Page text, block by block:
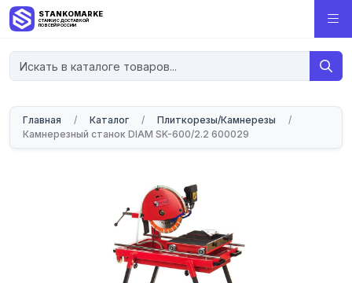
STANKOMARKET
СТАНКИ С ДОСТАВКОЙ
ПО ВСЕЙ РОССИИ
Главная / Каталог / Плиткорезы/Камнерезы
/
Камнерезный станок DIAM SK-600/2.2 600029